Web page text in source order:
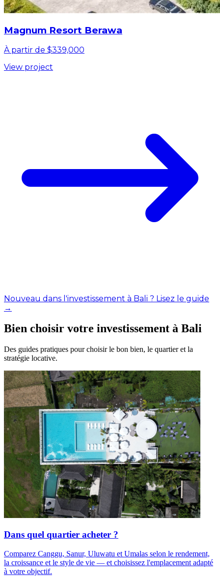
Magnum Resort Berawa
À partir de $339,000
View project
Nouveau dans l'investissement à Bali ? Lisez le guide
→
Bien choisir votre investissement à Bali
Des guides pratiques pour choisir le bon bien, le quartier et la
stratégie locative.
Dans quel quartier acheter ?
Comparez Canggu, Sanur, Uluwatu et Umalas selon le rendement,
la croissance et le style de vie — et choisissez l'emplacement adapté
à votre objectif.